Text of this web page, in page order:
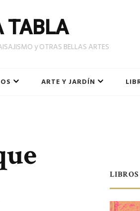
TABLA
y OTRAS BELLAS ARTES
ARTE Y JARDÍN